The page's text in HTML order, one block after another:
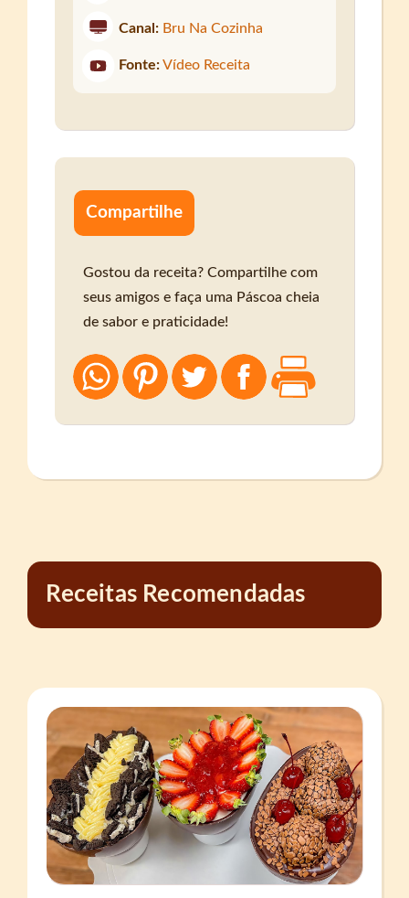
Canal: Bru Na Cozinha
Fonte: Vídeo Receita
Compartilhe
Gostou da receita? Compartilhe com
seus amigos e faça uma Páscoa cheia
de sabor e praticidade!
Receitas Recomendadas